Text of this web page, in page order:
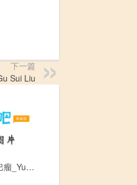
下一篇
Sui Liu
原发性脾淋巴瘤_Yuan Fa Xing Pi Lin Ba Liu